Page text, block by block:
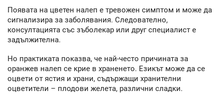
Появата на цветен налеп е тревожен симптом и може да
сигнализира за заболявания. Следователно,
консултацията със зъболекар или друг специалист е
задължителна.
Но практиката показва, че най-често причината за
оранжев налеп се крие в храненето. Езикът може да се
оцвети от ястия и храни, съдържащи хранителни
оцветители – плодови желета, различни сладки.